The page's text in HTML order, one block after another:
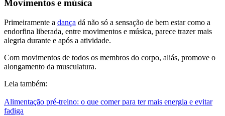
Movimentos e música
Primeiramente a dança dá não só a sensação de bem estar como a
endorfina liberada, entre movimentos e música, parece trazer mais
alegria durante e após a atividade.
Com movimentos de todos os membros do corpo, aliás, promove o
alongamento da musculatura.
Leia também:
Alimentação pré-treino: o que comer para ter mais energia e evitar
fadiga